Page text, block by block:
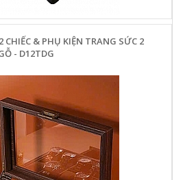
& PHỤ KIỆN TRANG SỨC 2
- D12TDG